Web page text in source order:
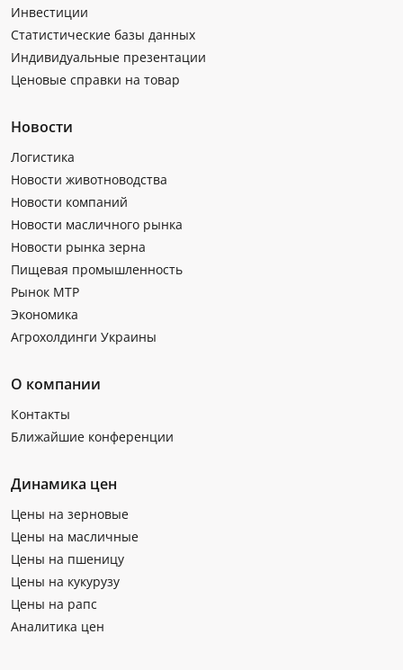
Инвестиции
Статистические базы данных
Индивидуальные презентации
Ценовые справки на товар
Новости
Логистика
Новости животноводства
Новости компаний
Новости масличного рынка
Новости рынка зерна
Пищевая промышленность
Рынок МТР
Экономика
Агрохолдинги Украины
О компании
Контакты
Ближайшие конференции
Динамика цен
Цены на зерновые
Цены на масличные
Цены на пшеницу
Цены на кукурузу
Цены на рапс
Аналитика цен